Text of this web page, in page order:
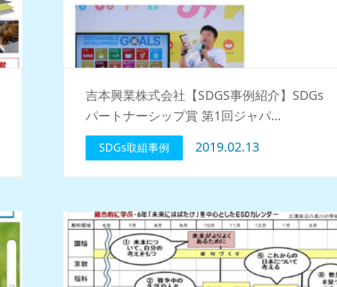
吉本興業株式会社【SDGS事例紹介】SDGs
パートナーシップ賞 第1回ジャパ…
SDGs取組事例 2019.02.13